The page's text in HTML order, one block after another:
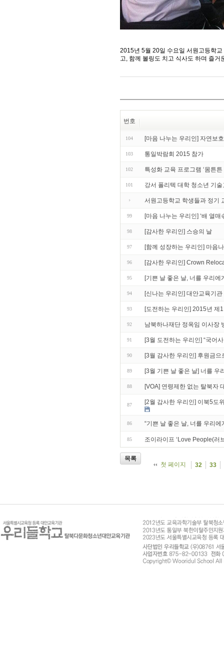
2015년 5월 20일 수요일 서원고등학
고, 함께 볼링도 치고 식사도 하며 즐
번호
104 [마음 나누는 우리인] 자연보
103 통일박람회 2015 참가
102 특성화 교육 프로그램 ‘몸튼튼
101 강서 폴리텍 대학 청소년 기
서원고등학교 학생들과 정기
99 [마음 나누는 우리인] ‘배 열매
98 [감사한 우리인] 스승의 날
97 [함께 성장하는 우리인] 마음
96 [감사한 우리인] Crown
95 [기쁜 날 좋은 날, 너를 우리에
94 [신나는 우리인] 대안교육기
93 [도전하는 우리인] 2015년 제
92 남북하나재단 정옥임 이사장
91 [3월 도전하는 우리인] “국어
90 [3월 감사한 우리인] 후원금으
89 [3월 기쁜 날 좋은 날] 너를 우
88 [VOA] 연령제한 없는 탈북자
87 [2월 감사한 우리인] 이북5도
86 “기쁜 날 좋은 날, 너를 우리에
85 조이라이프 ‘Love People(러
목록
첫 페이지
32 33